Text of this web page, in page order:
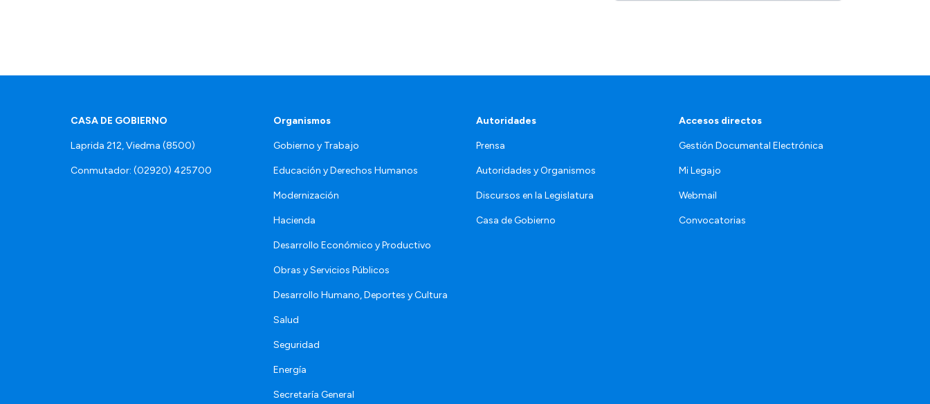
CASA DE GOBIERNO
Laprida 212, Viedma (8500)
Conmutador: (02920) 425700
Organismos
Gobierno y Trabajo
Educación y Derechos Humanos
Modernización
Hacienda
Desarrollo Económico y Productivo
Obras y Servicios Públicos
Desarrollo Humano, Deportes y Cultura
Salud
Seguridad
Energía
Secretaría General
Autoridades
Prensa
Autoridades y Organismos
Discursos en la Legislatura
Casa de Gobierno
Accesos directos
Gestión Documental Electrónica
Mi Legajo
Webmail
Convocatorias